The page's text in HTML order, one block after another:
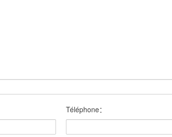
Téléphone：